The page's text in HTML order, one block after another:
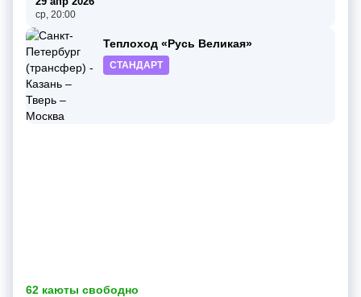
ср, 20:00
Теплоход «Русь Великая»
СТАНДАРТ
62 каюты свободно